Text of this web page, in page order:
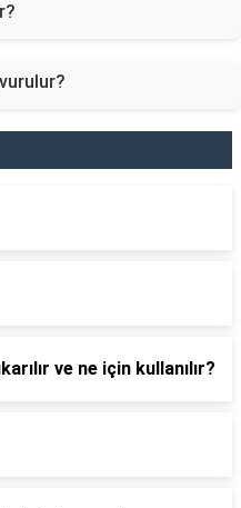
ve ne için kullanılır?